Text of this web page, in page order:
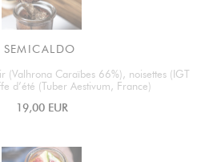
SEMICALDO
(Valhrona Caraïbes 66%), noisettes (IGT
d’été (Tuber Aestivum, France)
19,00 EUR